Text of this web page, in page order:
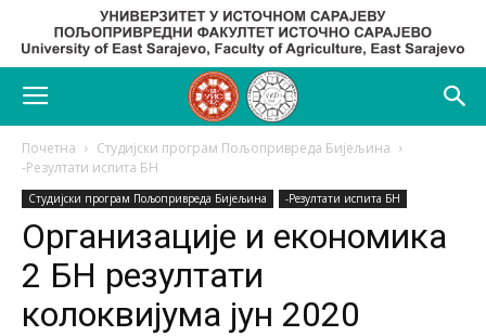
Почетна
Студијски програм Пољопривреда Бијељина
-Резултати испита БН
Студијски програм Пољопривреда Бијељина -Резултати испита БН
Организације и економика
2 БН резултати
колоквијума јун 2020